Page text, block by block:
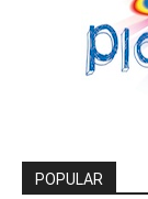
POPULAR